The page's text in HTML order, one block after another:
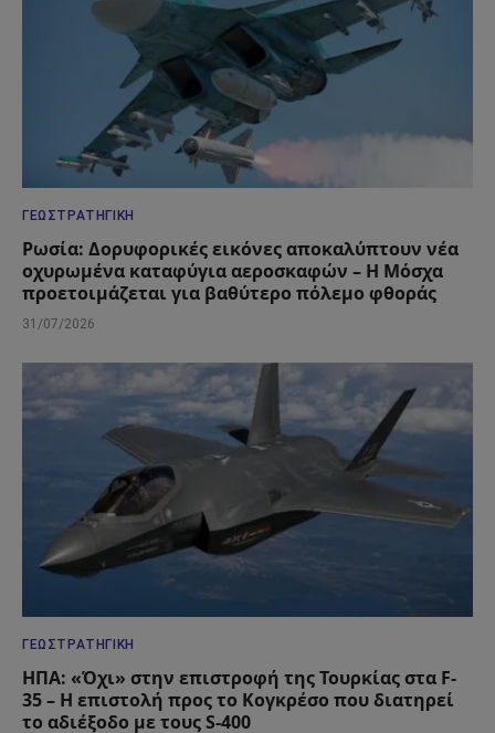
ΓΕΩΣΤΡΑΤΗΓΙΚΉ
Ρωσία: Δορυφορικές εικόνες αποκαλύπτουν νέα
οχυρωμένα καταφύγια αεροσκαφών – Η Μόσχα
προετοιμάζεται για βαθύτερο πόλεμο φθοράς
31/07/2026
ΓΕΩΣΤΡΑΤΗΓΙΚΉ
ΗΠΑ: «Όχι» στην επιστροφή της Τουρκίας στα F-
35 – Η επιστολή προς το Κογκρέσο που διατηρεί
το αδιέξοδο με τους S-400